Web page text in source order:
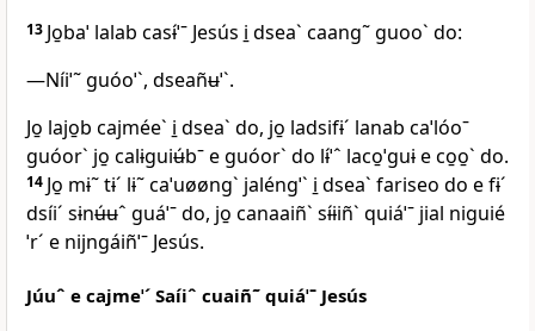
13 Jo̱baˈ lalab casɨ́ˈˉ Jesús i̱ dseaˋ caang˜ guooˋ do:
—Níiˈ˜ guóoˈˋ, dseañʉˈˋ.
Jo̱ lajo̱b cajméeˋ i̱ dseaˋ do, jo̱ ladsifɨˊ lanab caˈlóoˉ
guóorˋ jo̱ calɨguiʉ́bˉ e guóorˋ do lɨ́ˈˆ laco̱ˈguɨ e co̱o̱ˋ do.
14 Jo̱ mɨ˜ tɨˊ lɨ˜ caˈuøøngˋ jaléngˈˋ i̱ dseaˋ fariseo do e fɨˊ
dsíiˊ sɨnʉ́ʉˆ guáˈˉ do, jo̱ canaaiñˋ sɨ́ɨiñˋ quiáˈˉ jial niguié
ˈrˊ e nijngáiñˈˉ Jesús.
Júuˆ e cajmeˈˊ Saíiˆ cuaiñ˜ quiáˈˉ Jesús